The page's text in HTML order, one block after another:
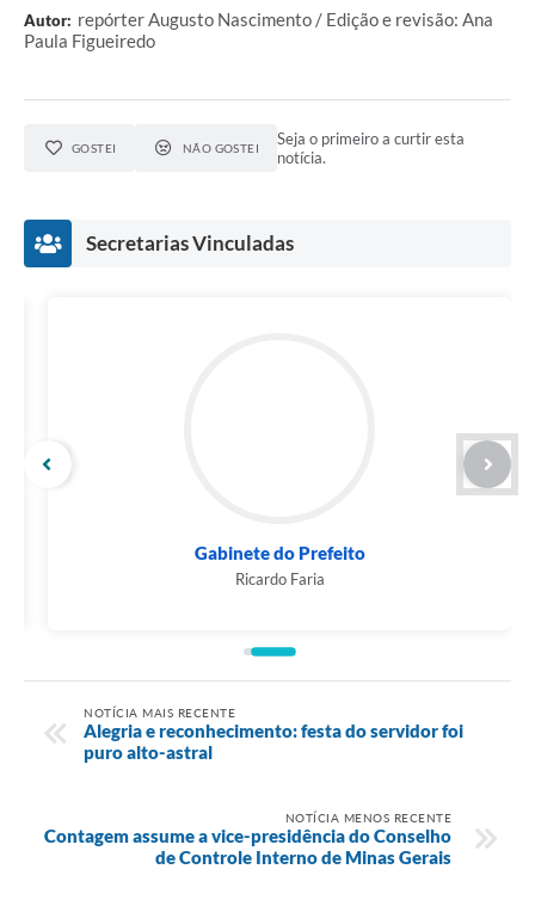
Autor: repórter Augusto Nascimento / Edição e revisão: Ana
Paula Figueiredo
GOSTEI NÃO GOSTEI
Seja o primeiro a curtir esta
notícia.
Secretarias Vinculadas
Gabinete do Prefeito
Ricardo Faria
NOTÍCIA MAIS RECENTE
Alegria e reconhecimento: festa do servidor foi
puro alto-astral
NOTÍCIA MENOS RECENTE
Contagem assume a vice-presidência do Conselho
de Controle Interno de Minas Gerais